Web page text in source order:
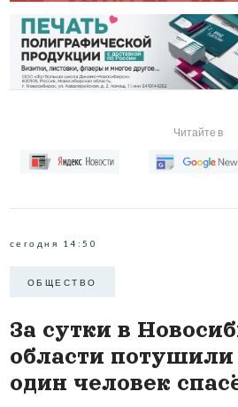
Читайте в
сегодня 14:50
ОБЩЕСТВО
За сутки в
области
один человек